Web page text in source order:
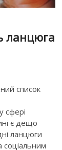
ланцюга
список
сфері
є дещо
ланцюги
соціальним